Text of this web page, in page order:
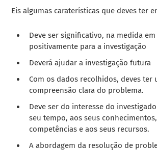
Eis algumas caraterísticas que deves ter
Deve ser significativo, na medida
positivamente para a investigação
Deverá ajudar a investigação futura
Com os dados recolhidos, deves ter
compreensão clara do problema.
Deve ser do interesse do
seu tempo, aos seus
competências e aos seus recursos.
A abordagem da resolução de